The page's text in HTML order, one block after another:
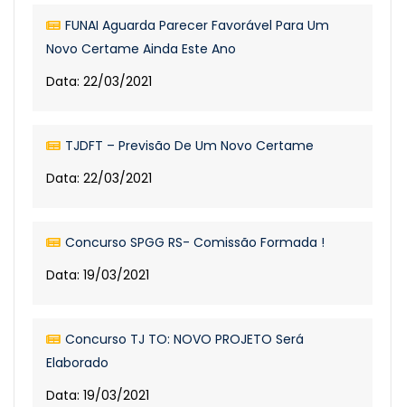
FUNAI Aguarda Parecer Favorável Para Um
Novo Certame Ainda Este Ano
Data: 22/03/2021
TJDFT – Previsão De Um Novo Certame
Data: 22/03/2021
Concurso SPGG RS- Comissão Formada !
Data: 19/03/2021
Concurso TJ TO: NOVO PROJETO Será
Elaborado
Data: 19/03/2021